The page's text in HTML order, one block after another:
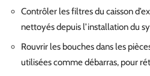
Contrôler les filtres du caisson
nettoyés depuis l’installation du
Rouvrir les bouches dans les
utilisées comme débarras, pour